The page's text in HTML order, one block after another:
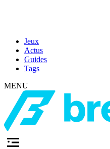
Jeux
Actus
Guides
Tags
MENU